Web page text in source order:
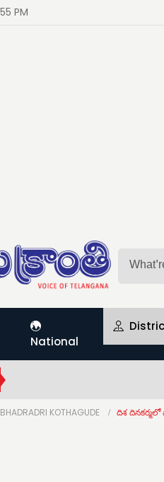
PM
National
BHADRADRI KOTHAGUDE దిశ దినకర్మలో